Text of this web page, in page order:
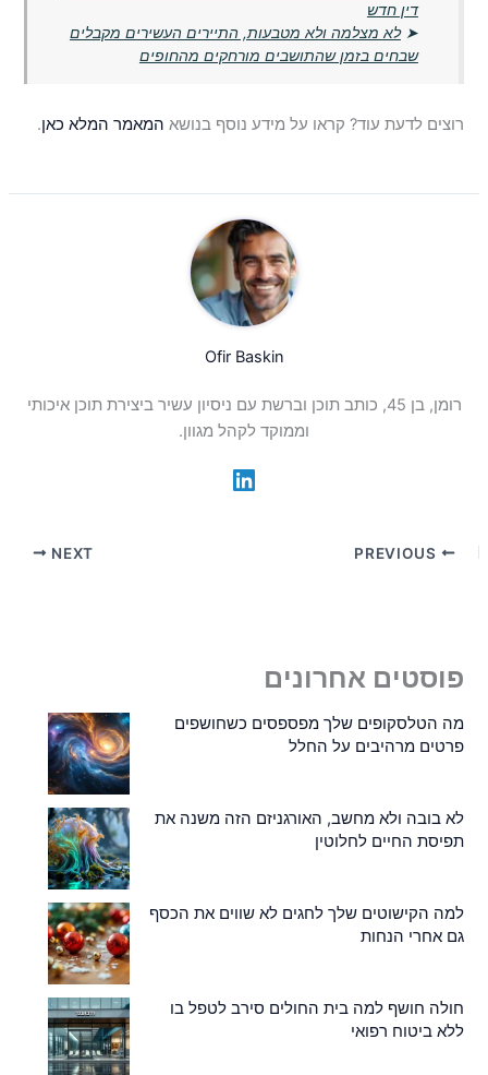
דין חדש
➤לא מצלמה ולא מטבעות, התיירים העשירים מקבלים
שבחים בזמן שהתושבים מורחקים מהחופים
רוצים לדעת עוד? קראו על מידע נוסף בנושא המאמר המלא כאן.
Ofir Baskin
רומן, בן 45, כותב תוכן וברשת עם ניסיון עשיר ביצירת תוכן איכותי
וממוקד לקהל מגוון.
NEXT
פוסטים אחרונים
מה הטלסקופים שלך מפספסים כשחושפים
פרטים מרהיבים על החלל
לא בובה ולא מחשב, האורגניזם הזה משנה את
תפיסת החיים לחלוטין
למה הקישוטים שלך לחגים לא שווים את הכסף
גם אחרי הנחות
חולה חושף למה בית החולים סירב לטפל בו
ללא ביטוח רפואי